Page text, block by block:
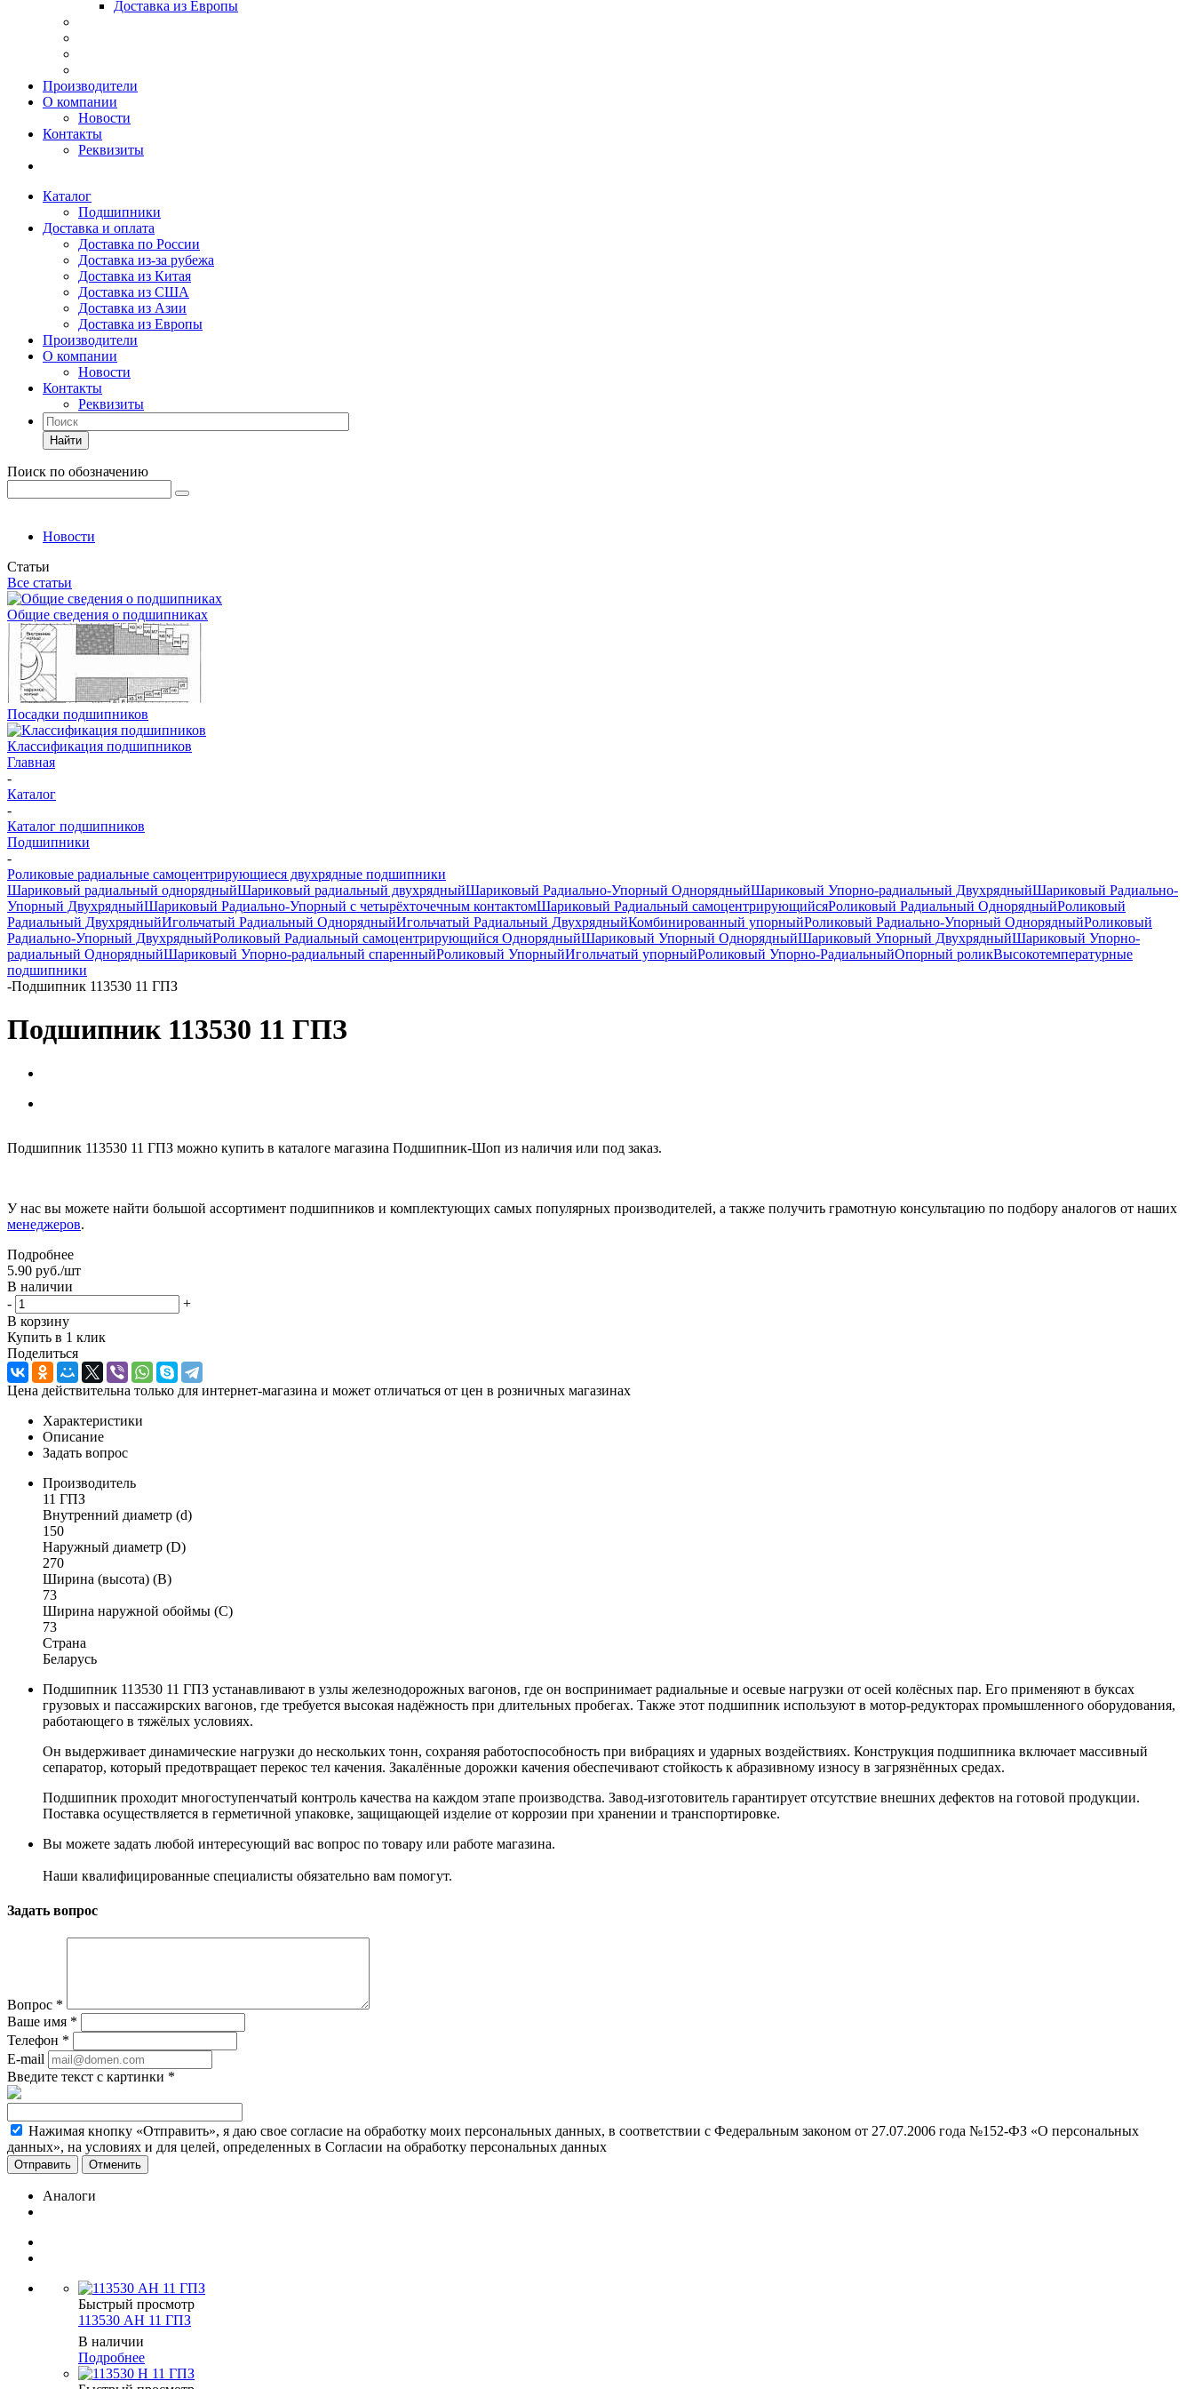
Доставка из Европы
Производители
О компании
Новости
Контакты
Реквизиты
Каталог
Подшипники
Доставка и оплата
Доставка по России
Доставка из-за рубежа
Доставка из Китая
Доставка из США
Доставка из Азии
Доставка из Европы
Производители
О компании
Новости
Контакты
Реквизиты
Найти
Поиск по обозначению
Новости
Статьи
Все статьи
Общие сведения о подшипниках
Посадки подшипников
Классификация подшипников
Главная
-
Каталог
-
Каталог подшипников
Подшипники
-
Роликовые радиальные самоцентрирующиеся двухрядные подшипники
Шариковый радиальный однорядныйШариковый радиальный двухрядныйШариковый Радиально-Упорный ОднорядныйШариковый Упорно-радиальный ДвухрядныйШариковый Радиально-
Упорный ДвухрядныйШариковый Радиально-Упорный с четырёхточечным контактомШариковый Радиальный самоцентрирующийсяРоликовый Радиальный ОднорядныйРоликовый
Радиальный ДвухрядныйИгольчатый Радиальный ОднорядныйИгольчатый Радиальный ДвухрядныйКомбинированный упорныйРоликовый Радиально-Упорный ОднорядныйРоликовый
Радиально-Упорный ДвухрядныйРоликовый Радиальный самоцентрирующийся ОднорядныйШариковый Упорный ОднорядныйШариковый Упорный ДвухрядныйШариковый Упорно-
радиальный ОднорядныйШариковый Упорно-радиальный спаренныйРоликовый УпорныйИгольчатый упорныйРоликовый Упорно-РадиальныйОпорный роликВысокотемпературные
подшипники
-Подшипник 113530 11 ГПЗ
Подшипник 113530 11 ГПЗ
Подшипник 113530 11 ГПЗ можно купить в каталоге магазина Подшипник-Шоп из наличия или под заказ.
У нас вы можете найти большой ассортимент подшипников и комплектующих самых популярных производителей, а также получить грамотную консультацию по подбору аналогов от наших
менеджеров.
Подробнее
5.90 руб./шт
В наличии
-
+
В корзину
Купить в 1 клик
Поделиться
Цена действительна только для интернет-магазина и может отличаться от цен в розничных магазинах
Характеристики
Описание
Задать вопрос
Производитель
11 ГПЗ
Внутренний диаметр (d)
150
Наружный диаметр (D)
270
Ширина (высота) (B)
73
Ширина наружной обоймы (C)
73
Страна
Беларусь
Подшипник 113530 11 ГПЗ устанавливают в узлы железнодорожных вагонов, где он воспринимает радиальные и осевые нагрузки от осей колёсных пар. Его применяют в буксах
грузовых и пассажирских вагонов, где требуется высокая надёжность при длительных пробегах. Также этот подшипник используют в мотор-редукторах промышленного оборудования,
работающего в тяжёлых условиях.
Он выдерживает динамические нагрузки до нескольких тонн, сохраняя работоспособность при вибрациях и ударных воздействиях. Конструкция подшипника включает массивный
сепаратор, который предотвращает перекос тел качения. Закалённые дорожки качения обеспечивают стойкость к абразивному износу в загрязнённых средах.
Подшипник проходит многоступенчатый контроль качества на каждом этапе производства. Завод-изготовитель гарантирует отсутствие внешних дефектов на готовой продукции.
Поставка осуществляется в герметичной упаковке, защищающей изделие от коррозии при хранении и транспортировке.
Вы можете задать любой интересующий вас вопрос по товару или работе магазина.
Наши квалифицированные специалисты обязательно вам помогут.
Задать вопрос
Вопрос *
Ваше имя *
Телефон *
E-mail
Введите текст с картинки *
Нажимая кнопку «Отправить», я даю свое согласие на обработку моих персональных данных, в соответствии с Федеральным законом от 27.07.2006 года №152-ФЗ «О персональных
данных», на условиях и для целей, определенных в Согласии на обработку персональных данных
Отменить
Аналоги
Быстрый просмотр
113530 АН 11 ГПЗ
В наличии
Подробнее